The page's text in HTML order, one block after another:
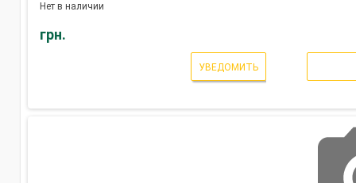
Нет в наличии
грн.
УВЕДОМИТЬ